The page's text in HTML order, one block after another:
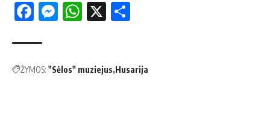
Facebook
Messenger
WhatsApp
X
ŽYMOS: "Sėlos" muziejus Husarija